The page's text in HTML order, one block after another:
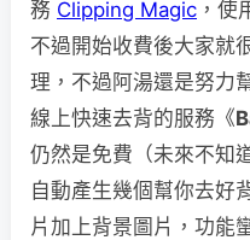
務 Clipping Magic ，使
不過開始收費後大家就
理，不過阿湯還是努力
線上快速去背的服務《
仍然是免費（未來不知
自動產生幾個幫你去好
片加上背景圖片，功能